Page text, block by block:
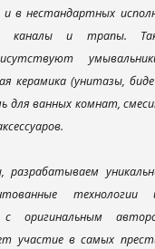
в нестандартных
каналы и трапы.
керамика (унитазы, биде
для ванных комнат,
с оригинальным
участие в самых